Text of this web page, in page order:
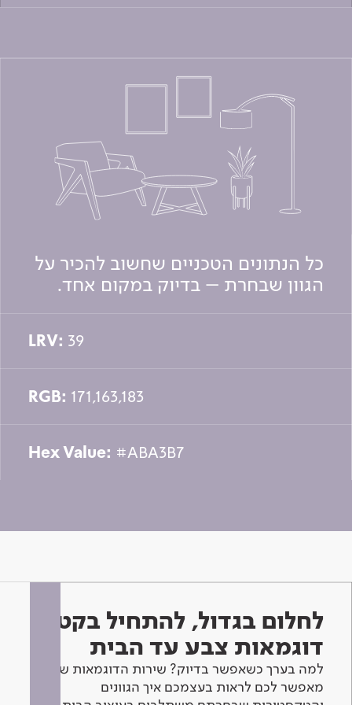
כל הנתונים הטכניים שחשוב להכיר על
הגוון שבחרת – בדיוק במקום אחד.
LRV: 39
RGB: 171,163,183
Hex Value: #ABA3B7
לחלום בגדול, להתחיל בקטן -
דוגמאות צבע עד הבית
למה בערך כשאפשר בדיוק? שירות הדוגמאות שלנו
מאפשר לכם לראות בעצמכם איך הגוונים